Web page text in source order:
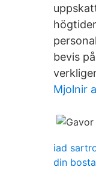
bevis
Mjolnir
iad
din